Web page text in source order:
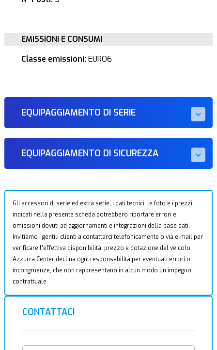
EMISSIONI E CONSUMI
Classe emissioni: EURO6
EQUIPAGGIAMENTO DI SERIE
EQUIPAGGIAMENTO DI SICUREZZA
Gli accessori di serie ed extra serie, i dati tecnici, le foto e i prezzi
indicati nella presente scheda potrebbero riportare errori e
omissioni dovuti ad aggiornamenti e integrazioni della base dati.
Invitiamo i gentili clienti a contattarci telefonicamente o via e-mail per
verificare l’effettiva disponibilità, prezzo e dotazione del veicolo.
Azzurra Center declina ogni responsabilità per eventuali errori o
incongruenze, che non rappresentano in alcun modo un impegno
contrattuale.
CONTATTACI